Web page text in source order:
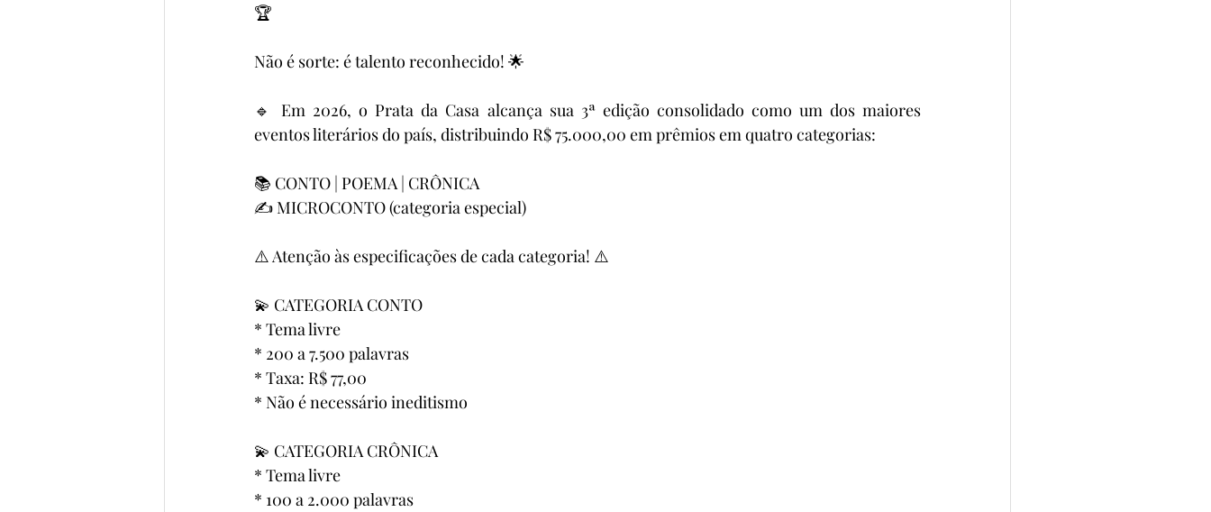
🏆
Não é sorte: é talento reconhecido! 🌟
🔹 Em 2026, o Prata da Casa alcança sua 3ª edição consolidado como um dos maiores
eventos literários do país, distribuindo R$ 75.000,00 em prêmios em quatro categorias:
📚 CONTO | POEMA | CRÔNICA
✍️ MICROCONTO (categoria especial)
⚠️ Atenção às especificações de cada categoria! ⚠️
💫 CATEGORIA CONTO
* Tema livre
* 200 a 7.500 palavras
* Taxa: R$ 77,00
* Não é necessário ineditismo
💫 CATEGORIA CRÔNICA
* Tema livre
* 100 a 2.000 palavras